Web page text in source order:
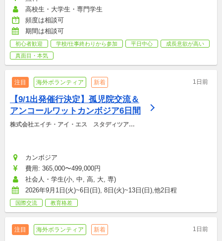
高校生・大学生・専門学生
頻度は相談可
期間は相談可
初心者歓迎 学校/仕事終わりから参加 平日中心
成長意欲が高い
真面目・本気
注目 海外ボランティア 新着 1日前
【9/1出発催行決定】孤児院交流＆
アンコールワットカンボジア6日間
株式会社エイチ・アイ・エス　スタディツアー
カンボジア
費用: 365,000〜499,000円
社会人・学生(小, 中, 高, 大, 専)
2026年9月1日(火)~6日(日), 8日(火)~13日(日),他2日程
国際交流 教育格差
注目 海外ボランティア 新着 1日前